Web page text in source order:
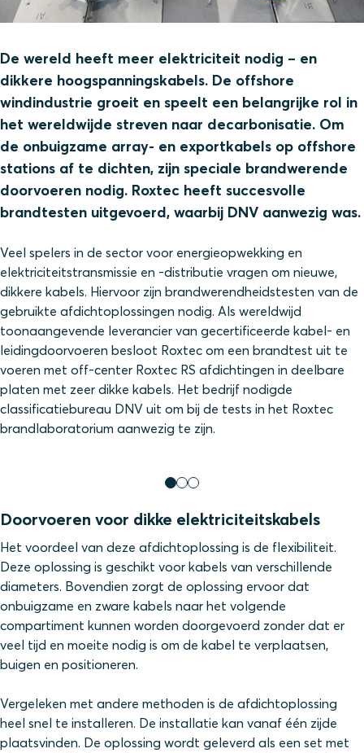
De wereld heeft meer elektriciteit nodig – en
dikkere hoogspanningskabels. De offshore
windindustrie groeit en speelt een belangrijke rol in
het wereldwijde streven naar decarbonisatie. Om
de onbuigzame array- en exportkabels op offshore
stations af te dichten, zijn speciale brandwerende
doorvoeren nodig. Roxtec heeft succesvolle
brandtesten uitgevoerd, waarbij DNV aanwezig was.
Veel spelers in de sector voor energieopwekking en
elektriciteitstransmissie en -distributie vragen om nieuwe,
dikkere kabels. Hiervoor zijn brandwerendheidstesten van de
gebruikte afdichtoplossingen nodig. Als wereldwijd
toonaangevende leverancier van gecertificeerde kabel- en
leidingdoorvoeren besloot Roxtec om een brandtest uit te
voeren met off-center Roxtec RS afdichtingen in deelbare
platen met zeer dikke kabels. Het bedrijf nodigde
classificatiebureau DNV uit om bij de tests in het Roxtec
brandlaboratorium aanwezig te zijn.
Doorvoeren voor dikke elektriciteitskabels
Het voordeel van deze afdichtoplossing is de flexibiliteit.
Deze oplossing is geschikt voor kabels van verschillende
diameters. Bovendien zorgt de oplossing ervoor dat
onbuigzame en zware kabels naar het volgende
compartiment kunnen worden doorgevoerd zonder dat er
veel tijd en moeite nodig is om de kabel te verplaatsen,
buigen en positioneren.
Vergeleken met andere methoden is de afdichtoplossing
heel snel te installeren. De installatie kan vanaf één zijde
plaatsvinden. De oplossing wordt geleverd als een set met